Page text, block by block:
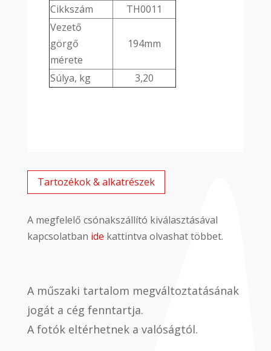
Cikkszám
TH0011
Vezető
görgő
mérete
194mm
Súlya, kg 3,20
Tartozékok & alkatrészek
A megfelelő csónakszállító kiválasztásával
kapcsolatban ide kattintva olvashat többet.
A műszaki tartalom megváltoztatásának
jogát a cég fenntartja.
A fotók eltérhetnek a valóságtól.